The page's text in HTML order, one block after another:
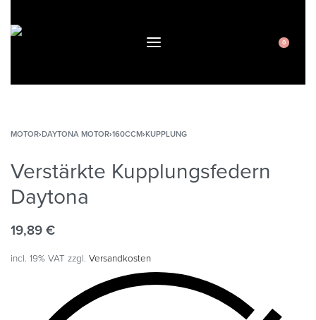
0
MOTOR›DAYTONA MOTOR›160CCM›KUPPLUNG
Verstärkte Kupplungsfedern
Daytona
19,89 €
incl. 19% VAT zzgl. Versandkosten